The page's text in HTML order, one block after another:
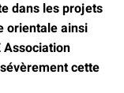
dans les projets
orientale ainsi
Association
cette